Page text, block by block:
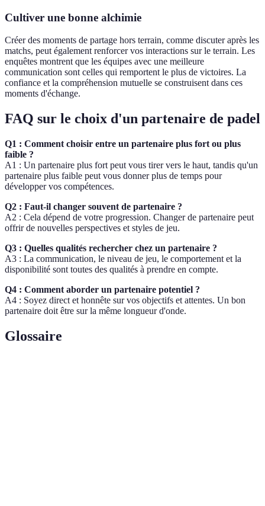
Cultiver une bonne alchimie
Créer des moments de partage hors terrain, comme discuter après les
matchs, peut également renforcer vos interactions sur le terrain. Les
enquêtes montrent que les équipes avec une meilleure
communication sont celles qui remportent le plus de victoires. La
confiance et la compréhension mutuelle se construisent dans ces
moments d'échange.
FAQ sur le choix d'un partenaire de padel
Q1 : Comment choisir entre un partenaire plus fort ou plus
faible ?
A1 : Un partenaire plus fort peut vous tirer vers le haut, tandis qu'un
partenaire plus faible peut vous donner plus de temps pour
développer vos compétences.
Q2 : Faut-il changer souvent de partenaire ?
A2 : Cela dépend de votre progression. Changer de partenaire peut
offrir de nouvelles perspectives et styles de jeu.
Q3 : Quelles qualités rechercher chez un partenaire ?
A3 : La communication, le niveau de jeu, le comportement et la
disponibilité sont toutes des qualités à prendre en compte.
Q4 : Comment aborder un partenaire potentiel ?
A4 : Soyez direct et honnête sur vos objectifs et attentes. Un bon
partenaire doit être sur la même longueur d'onde.
Glossaire